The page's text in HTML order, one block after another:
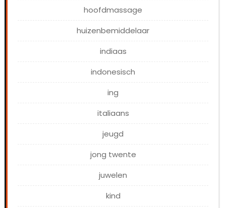
hoofdmassage
huizenbemiddelaar
indiaas
indonesisch
ing
italiaans
jeugd
jong twente
juwelen
kind